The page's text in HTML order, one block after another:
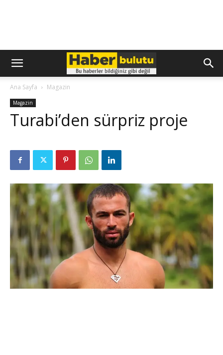
Ana Sayfa Magazin
Magazin
Turabi’den sürpriz proje